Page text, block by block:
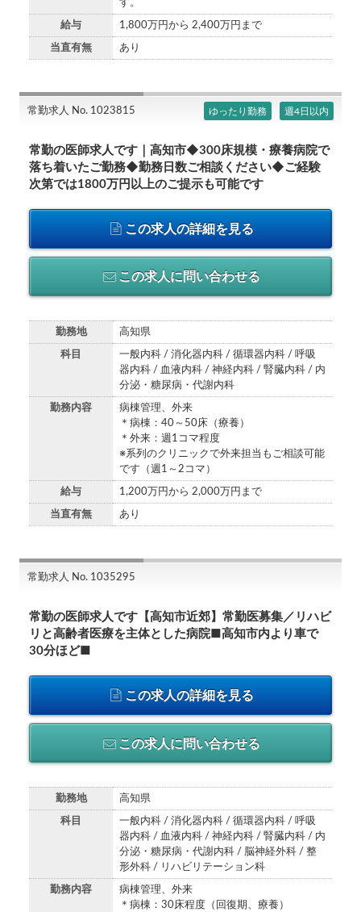
す。
給与 1,800万円から 2,400万円まで
当直有無 あり
常勤求人 No. 1023815 ゆったり勤務 週4日以内
常勤の医師求人です｜高知市◆300床規模・療養病院で
落ち着いたご勤務◆勤務日数ご相談ください◆ご経験
次第では1800万円以上のご提示も可能です
この求人の詳細を見る
この求人に問い合わせる
勤務地 高知県
科目
一般内科 / 消化器内科 / 循環器内科 / 呼吸
器内科 / 血液内科 / 神経内科 / 腎臓内科 / 内
分泌・糖尿病・代謝内科
勤務内容
病棟管理、外来
＊病棟：40～50床（療養）
＊外来：週1コマ程度
※系列のクリニックで外来担当もご相談可能
です（週1～2コマ）
給与 1,200万円から 2,000万円まで
当直有無 あり
常勤求人 No. 1035295
常勤の医師求人です【高知市近郊】常勤医募集／リハビ
リと高齢者医療を主体とした病院■高知市内より車で
30分ほど■
この求人の詳細を見る
この求人に問い合わせる
勤務地 高知県
科目
一般内科 / 消化器内科 / 循環器内科 / 呼吸
器内科 / 血液内科 / 神経内科 / 腎臓内科 / 内
分泌・糖尿病・代謝内科 / 脳神経外科 / 整
形外科 / リハビリテーション科
勤務内容
病棟管理、外来
＊病棟：30床程度（回復期、療養）